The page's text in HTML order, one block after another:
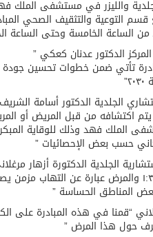
والليزر في مستشفى الملك فهد
قسم التوعية والتثقيف الصحي
الدكتور عدنان كعكي ”
تأتي ضمن خطوات تحسين جودة
الجلدية الدكتور أسامة
اكتشافه من قبل المريض أو
حسب بعض الإحصائيات ”
الجلدية الدكتورة أزهار
تبلغ النسبة ١:٣ والمرض عبارة عن
المناطق الحساسة ”
حول هذا المرض ”